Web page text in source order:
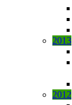
2013
2012